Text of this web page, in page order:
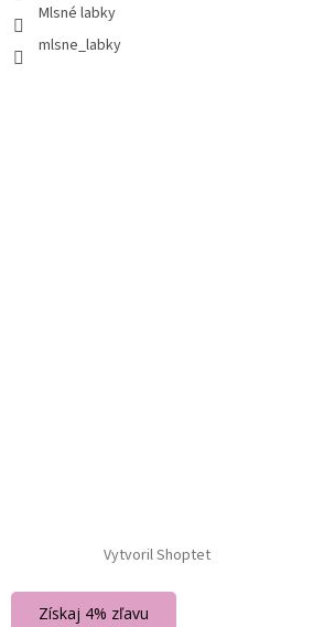
Mlsné labky
mlsne_labky
Vytvoril Shoptet
Získaj 4% zľavu